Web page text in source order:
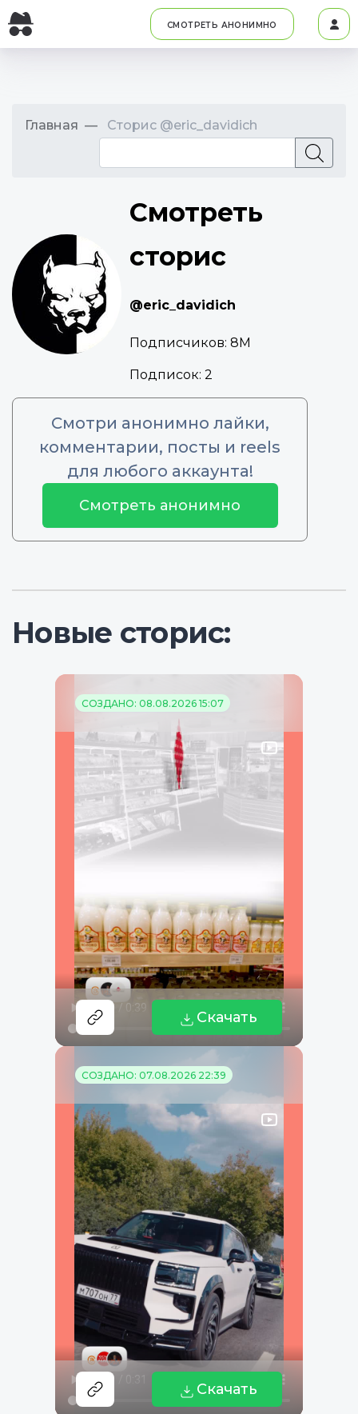
СМОТРЕТЬ АНОНИМНО
Главная Сторис @eric_davidich
Смотреть
сторис
@eric_davidich
Подписчиков: 8M
Подписок: 2
Смотри анонимно лайки,
комментарии, посты и reels
для любого аккаунта!
Смотреть анонимно
Новые сторис:
СОЗДАНО: 08.08.2026 15:07
Скачать
СОЗДАНО: 07.08.2026 22:39
Скачать